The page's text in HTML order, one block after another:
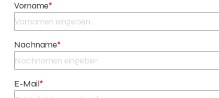
Vorname*
Nachname*
E-Mail*